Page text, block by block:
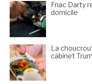
Fnac Darty
domicile
La
cabinet